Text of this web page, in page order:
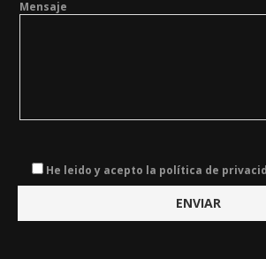
Mensaje
He leido y acepto la política de